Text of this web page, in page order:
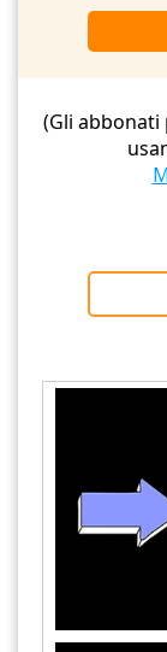
(Gli abbonati